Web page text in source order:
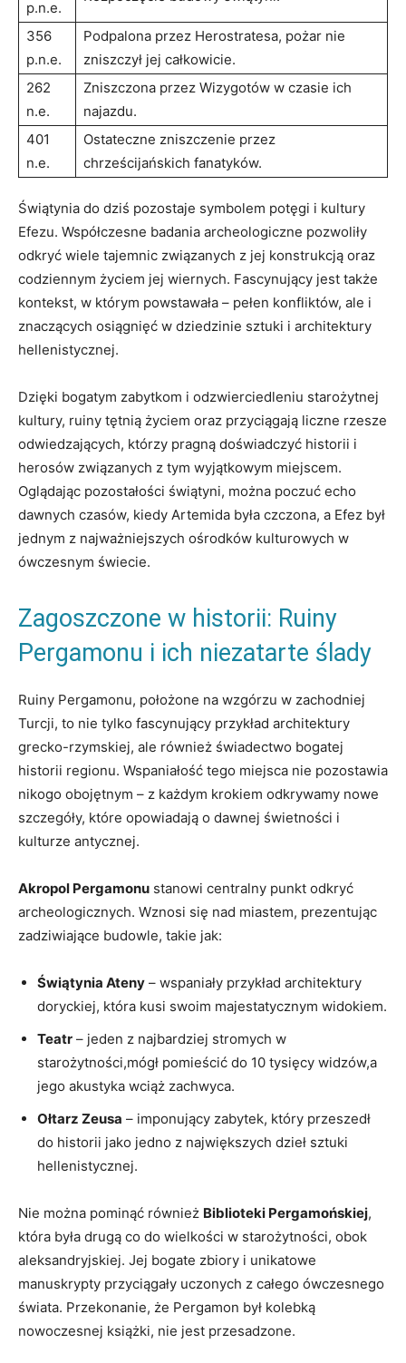
p.n.e.
356
p.n.e.
Podpalona przez Herostratesa, pożar nie
zniszczył jej całkowicie.
262
n.e.
Zniszczona przez Wizygotów w czasie ich
najazdu.
401
n.e.
Ostateczne zniszczenie przez
chrześcijańskich fanatyków.
Świątynia do dziś pozostaje symbolem potęgi i kultury
Efezu. Współczesne badania archeologiczne pozwoliły
odkryć wiele tajemnic związanych z jej konstrukcją oraz
codziennym życiem jej wiernych. Fascynujący jest także
kontekst, w którym powstawała – pełen konfliktów, ale i
znaczących osiągnięć w dziedzinie sztuki i architektury
hellenistycznej.
Dzięki bogatym zabytkom i odzwierciedleniu starożytnej
kultury, ruiny tętnią życiem oraz przyciągają liczne rzesze
odwiedzających, którzy pragną doświadczyć historii i
herosów związanych z tym wyjątkowym miejscem.
Oglądając pozostałości świątyni, można poczuć echo
dawnych czasów, kiedy Artemida była czczona, a Efez był
jednym z najważniejszych ośrodków kulturowych w
ówczesnym świecie.
Zagoszczone w historii: Ruiny
Pergamonu i ich niezatarte ślady
Ruiny Pergamonu, położone na wzgórzu w zachodniej
Turcji, to nie tylko fascynujący przykład architektury
grecko-rzymskiej, ale również świadectwo bogatej
historii regionu. Wspaniałość tego miejsca nie pozostawia
nikogo obojętnym – z każdym krokiem odkrywamy nowe
szczegóły, które opowiadają o dawnej świetności i
kulturze antycznej.
Akropol Pergamonu stanowi centralny punkt odkryć
archeologicznych. Wznosi się nad miastem, prezentując
zadziwiające budowle, takie jak:
Świątynia Ateny – wspaniały przykład architektury
doryckiej, która kusi swoim majestatycznym widokiem.
Teatr – jeden z najbardziej stromych w
starożytności,mógł pomieścić do 10 tysięcy widzów,a
jego akustyka wciąż zachwyca.
Ołtarz Zeusa – imponujący zabytek, który przeszedł
do historii jako jedno z największych dzieł sztuki
hellenistycznej.
Nie można pominąć również Biblioteki Pergamońskiej,
która była drugą co do wielkości w starożytności, obok
aleksandryjskiej. Jej bogate zbiory i unikatowe
manuskrypty przyciągały uczonych z całego ówczesnego
świata. Przekonanie, że Pergamon był kolebką
nowoczesnej książki, nie jest przesadzone.